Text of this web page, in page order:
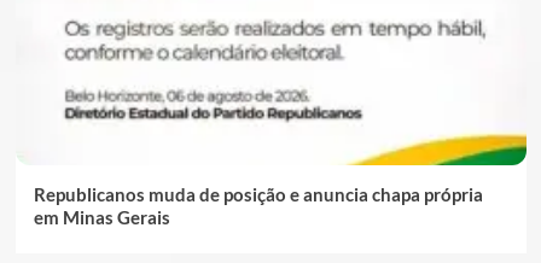
Republicanos muda de posição e anuncia chapa própria
em Minas Gerais